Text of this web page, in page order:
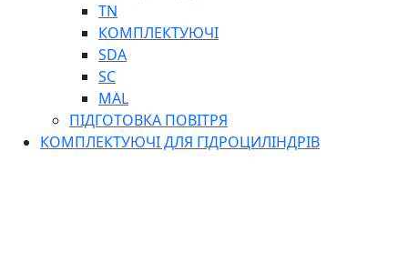
TN
КОМПЛЕКТУЮЧІ
SDA
SC
MAL
ПІДГОТОВКА ПОВІТРЯ
КОМПЛЕКТУЮЧІ ДЛЯ ГІДРОЦИЛІНДРІВ